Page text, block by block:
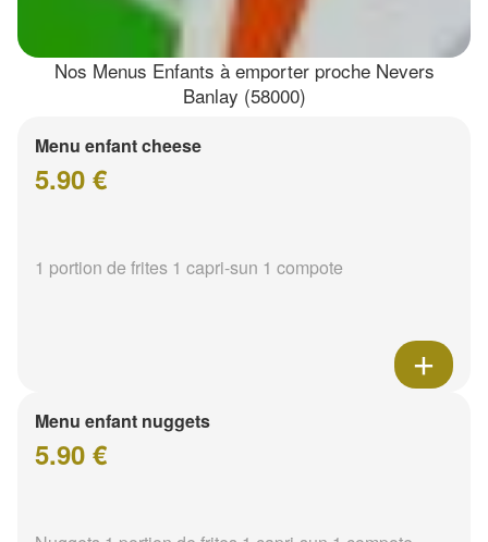
Nos Menus Enfants à emporter proche Nevers
Banlay (58000)
Menu enfant cheese
5.90 €
1 portion de frites 1 capri-sun 1 compote
Menu enfant nuggets
5.90 €